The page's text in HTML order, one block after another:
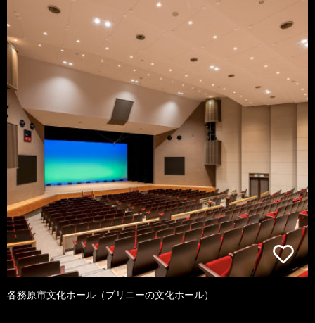
各務原市文化ホール（プリニーの文化ホール）